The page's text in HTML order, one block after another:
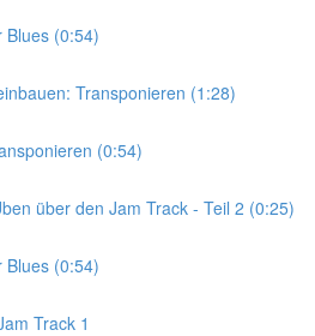
Blues (0:54)
Transponieren (1:28)
(0:54)
über den Jam Track - Teil 2 (0:25)
Blues (0:54)
Track 1